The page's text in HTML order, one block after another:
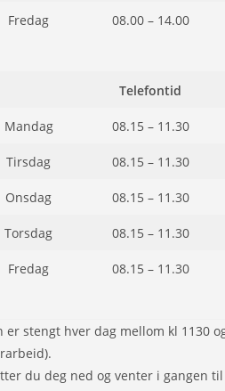
Fredag 08.00 – 14.00
Telefontid
Mandag 08.15 – 11.30
Tirsdag 08.15 – 11.30
Onsdag 08.15 – 11.30
Torsdag 08.15 – 11.30
Fredag 08.15 – 11.30
er stengt hver dag mellom kl 1130
du deg ned og venter i gangen